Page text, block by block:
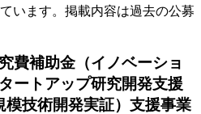
います。 掲載内容は過去の公募
費補助金（イノベーショ
ートアップ研究開発支援
模技術開発実証）支援事業